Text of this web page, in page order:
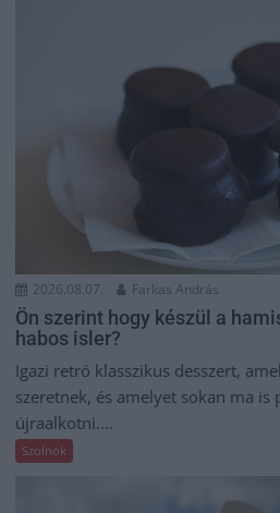
2026.08.07. Farkas András
Ön szerint hogy készül a
habos isler?
Igazi retró klasszikus desszert,
szeretnek, és amelyet sokan ma
újraalkotni....
Szolnok